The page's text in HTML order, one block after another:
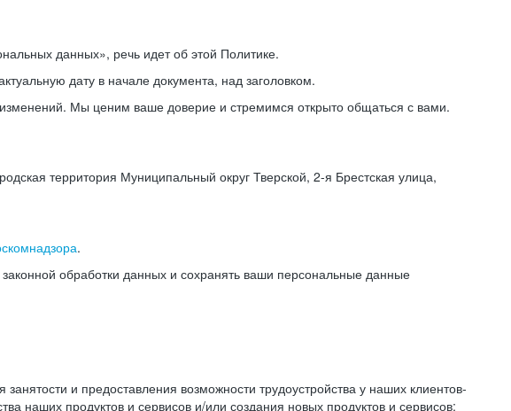
данных», речь идет об этой Политике.
дату в начале документа, над заголовком.
Мы ценим ваше доверие и стремимся открыто общаться с вами.
территория Муниципальный округ Тверской, 2-я Брестская улица,
.
обработки данных и сохранять ваши персональные данные
и предоставления возможности трудоустройства у наших клиентов-
наших продуктов и сервисов и/или создания новых продуктов и сервисов;